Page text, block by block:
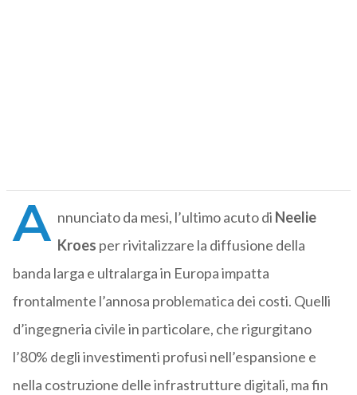
A nnunciato da mesi, l’ultimo acuto di Neelie
Kroes per rivitalizzare la diffusione della
banda larga e ultralarga in Europa impatta
frontalmente l’annosa problematica dei costi. Quelli
d’ingegneria civile in particolare, che rigurgitano
l’80% degli investimenti profusi nell’espansione e
nella costruzione delle infrastrutture digitali, ma fin